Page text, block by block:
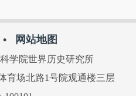
• 网站地图
学院世界历史研究所
育场北路1号院观通楼三层